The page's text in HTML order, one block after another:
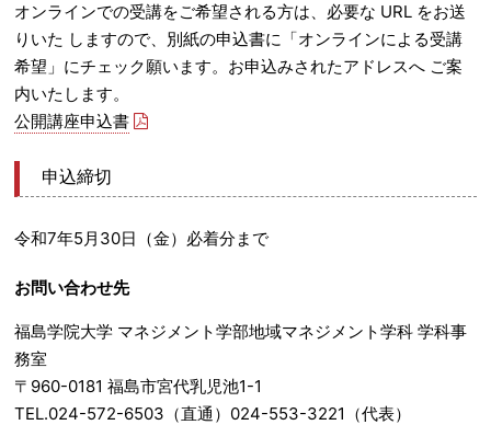
オンラインでの受講をご希望される方は、必要な URL をお送
りいた しますので、別紙の申込書に「オンラインによる受講
希望」にチェック願います。お申込みされたアドレスへ ご案
内いたします。
公開講座申込書
申込締切
令和7年5月30日（金）必着分まで
お問い合わせ先
福島学院大学 マネジメント学部地域マネジメント学科 学科事
務室
〒960-0181 福島市宮代乳児池1-1
TEL.024-572-6503（直通）024-553-3221（代表）